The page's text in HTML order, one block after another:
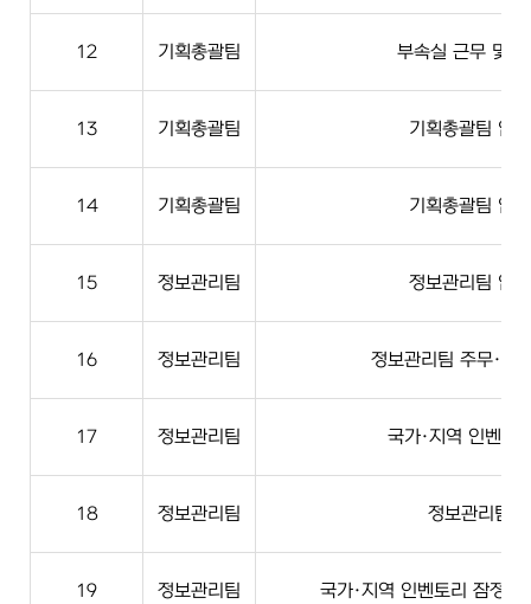
12 기획총괄팀 부속실 근무 및
13 기획총괄팀 기획총괄팀 업
14 기획총괄팀 기획총괄팀 업
15 정보관리팀 정보관리팀 업
16 정보관리팀 정보관리팀 주무·시
17 정보관리팀 국가·지역 인벤토
18 정보관리팀 정보관리팀
19 정보관리팀 국가·지역 인벤토리 잠정·